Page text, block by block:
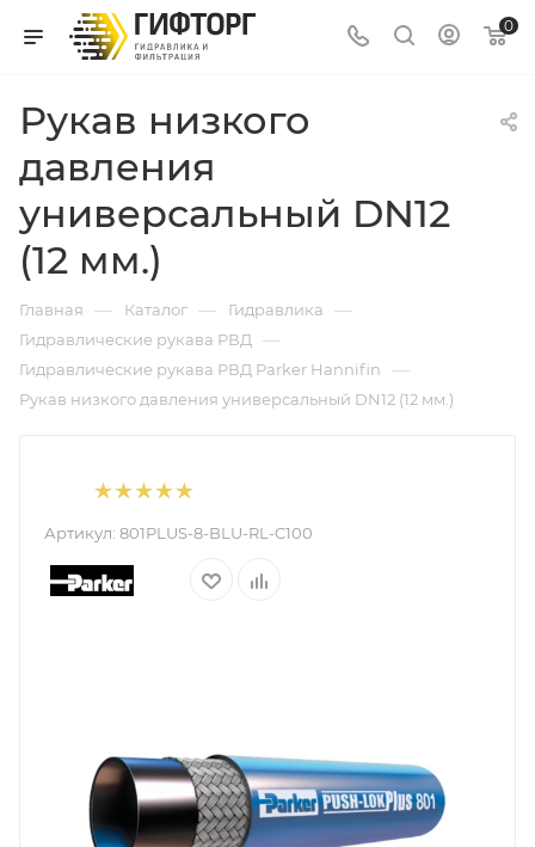
0
Рукав низкого
давления
универсальный DN12
(12 мм.)
Главная — Каталог — Гидравлика —
Гидравлические рукава РВД —
Гидравлические рукава РВД Parker Hannifin —
Рукав низкого давления универсальный DN12 (12 мм.)
Артикул: 801PLUS-8-BLU-RL-C100